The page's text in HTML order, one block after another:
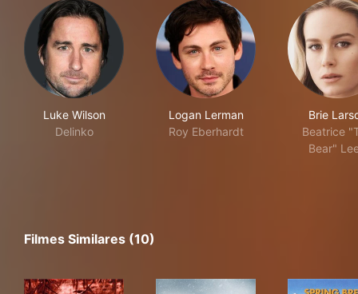
Luke Wilson
Delinko
Logan Lerman
Roy Eberhardt
Brie
Beatrice
Bear"
Filmes Similares (10)